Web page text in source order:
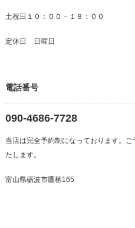
土祝日１０：００－１８：００
定休日 日曜日
電話番号
090-4686-7728
当店は完全予約制になっております。
たします。
富山県砺波市鷹栖165